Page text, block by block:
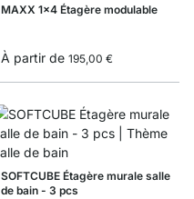
MAXX 1x4 Étagère modulable
À partir de 195,00 €
SOFTCUBE Étagère murale salle
de bain - 3 pcs